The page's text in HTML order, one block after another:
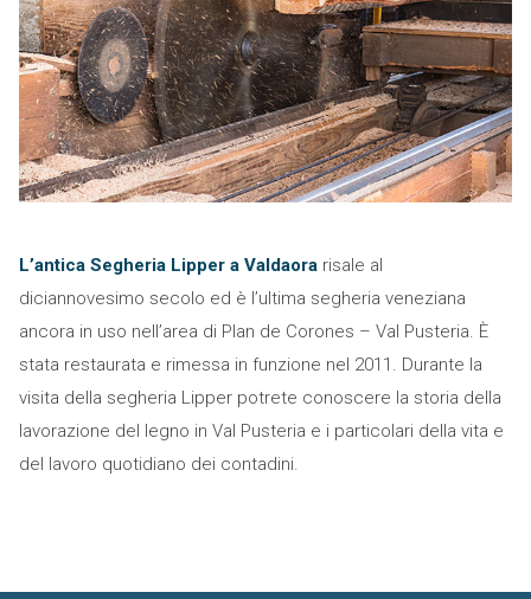
L’antica Segheria Lipper a Valdaorarisale al
diciannovesimo secolo ed è l’ultima segheria veneziana
ancora in uso nell’area di Plan de Corones – Val Pusteria. È
stata restaurata e rimessa in funzione nel 2011. Durante la
visita della segheria Lipper potrete conoscere la storia della
lavorazione del legno in Val Pusteria e i particolari della vita e
del lavoro quotidiano dei contadini.